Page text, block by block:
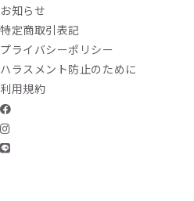
お知らせ
特定商取引表記
プライバシーポリシー
ハラスメント防止のために
利用規約